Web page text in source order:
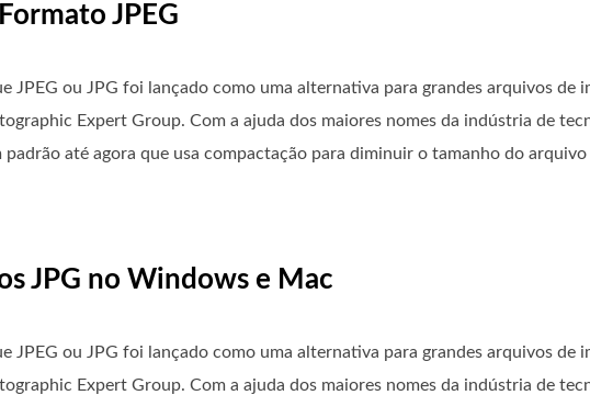
JPEG
JPEG ou JPG foi lançado como uma alternativa para grandes arquivos de
Expert Group. Com a ajuda dos maiores nomes da indústria de
até agora que usa compactação para diminuir o tamanho do arquivo
JPG no Windows e Mac
JPEG ou JPG foi lançado como uma alternativa para grandes arquivos de
Expert Group. Com a ajuda dos maiores nomes da indústria de